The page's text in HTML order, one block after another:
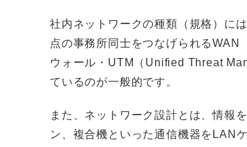
社内ネットワークの種類（規格）に
点の事務所同士をつなげられる
ウォール・UTM（Unified Threat
ているのが一般的です。
また、ネットワーク設計とは、情報
ン、複合機といった通信機器をLAN